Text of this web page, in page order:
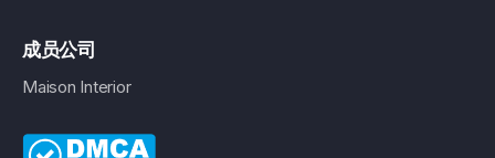
成员公司
Maison Interior